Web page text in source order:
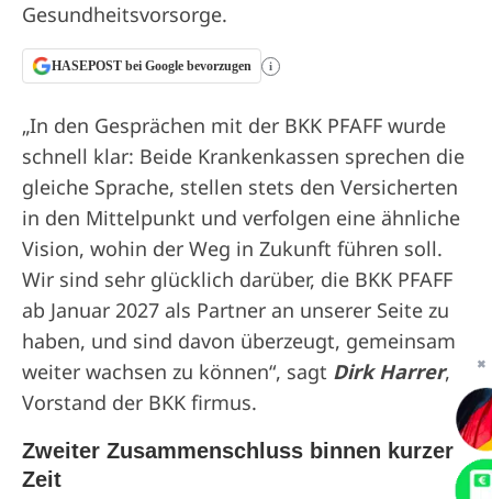
Gesundheitsvorsorge.
HASEPOST bei Google bevorzugen i
„In den Gesprächen mit der BKK PFAFF wurde
schnell klar: Beide Krankenkassen sprechen die
gleiche Sprache, stellen stets den Versicherten
in den Mittelpunkt und verfolgen eine ähnliche
Vision, wohin der Weg in Zukunft führen soll.
Wir sind sehr glücklich darüber, die BKK PFAFF
ab Januar 2027 als Partner an unserer Seite zu
haben, und sind davon überzeugt, gemeinsam
weiter wachsen zu können“, sagt Dirk Harrer,
Vorstand der BKK firmus.
Zweiter Zusammenschluss binnen kurzer
Zeit
✖